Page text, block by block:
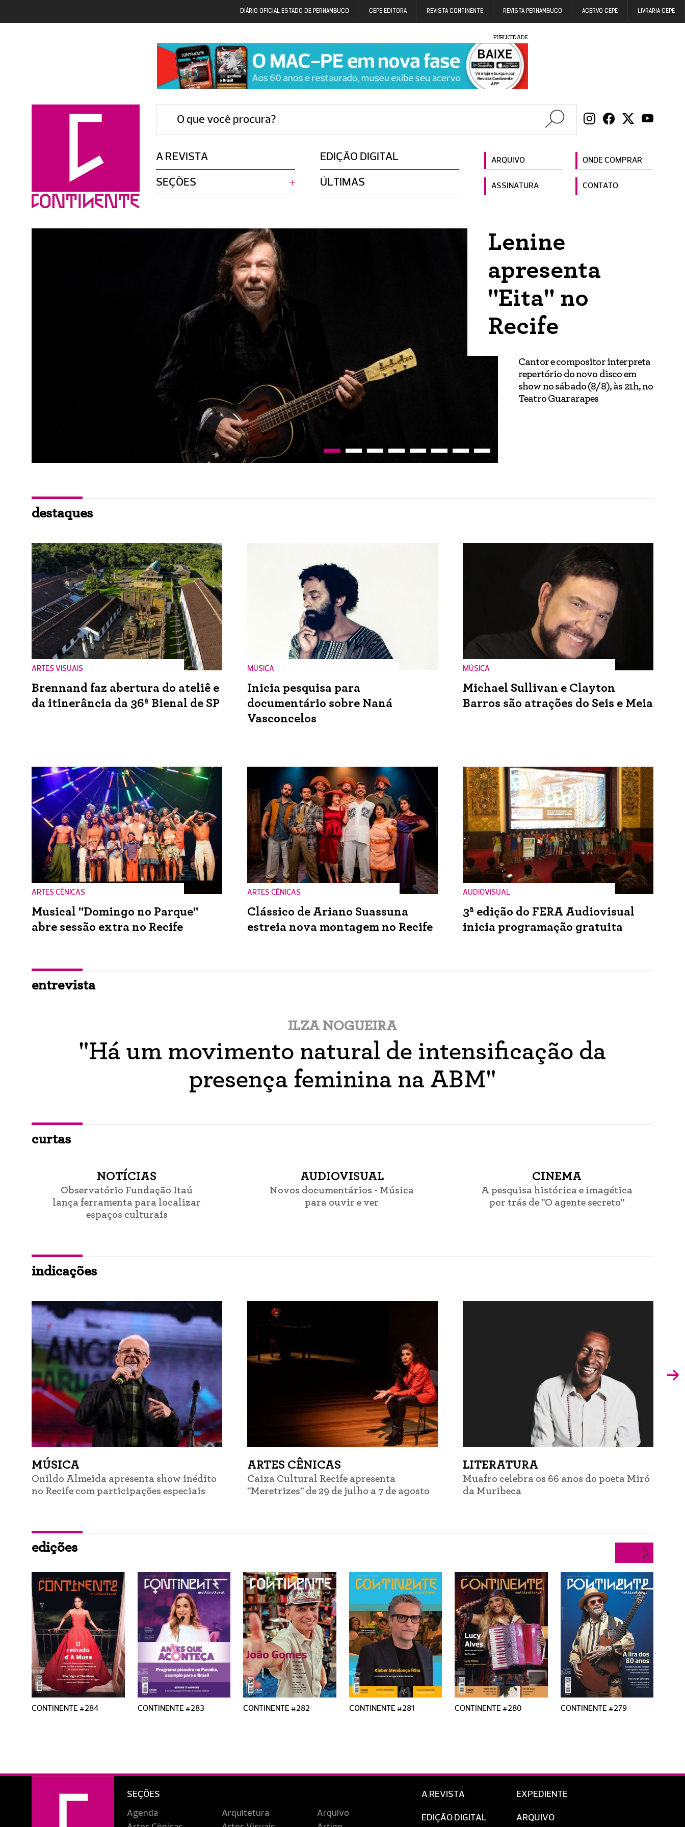
DIÁRIO OFICIAL ESTADO DE PERNAMBUCO CEPE EDITORA REVISTA CONTINENTE REVISTA PERNAMBUCO ACERVO CEPE LIVRARIA CEPE
PUBLICIDADE
O que você procura?
A REVISTA EDIÇÃO DIGITAL ARQUIVO ONDE COMPRAR
SEÇÕES ÚLTIMAS ASSINATURA CONTATO
Lenine
apresenta
"Eita" no
Recife
Cantor e compositor interpreta
repertório do novo disco em
show no sábado (8/8), às 21h, no
Teatro Guararapes
destaques
ARTES VISUAIS
Brennand faz abertura do ateliê e
da itinerância da 36ª Bienal de SP
MÚSICA
Inicia pesquisa para
documentário sobre Naná
Vasconcelos
MÚSICA
Michael Sullivan e Clayton
Barros são atrações do Seis e Meia
ARTES CÊNICAS
Musical "Domingo no Parque"
abre sessão extra no Recife
ARTES CÊNICAS
Clássico de Ariano Suassuna
estreia nova montagem no Recife
AUDIOVISUAL
3ª edição do FERA Audiovisual
inicia programação gratuita
entrevista
ILZA NOGUEIRA
"Há um movimento natural de intensificação da
presença feminina na ABM"
curtas
NOTÍCIAS
Observatório Fundação Itaú
lança ferramenta para localizar
espaços culturais
AUDIOVISUAL
Novos documentários - Música
para ouvir e ver
CINEMA
A pesquisa histórica e imagética
por trás de "O agente secreto"
indicações
MÚSICA
Onildo Almeida apresenta show inédito
no Recife com participações especiais
ARTES CÊNICAS
Caixa Cultural Recife apresenta
"Meretrizes" de 29 de julho a 7 de agosto
LITERATURA
Muafro celebra os 66 anos do poeta Miró
da Muribeca
edições
CONTINENTE #284 CONTINENTE #283 CONTINENTE #282 CONTINENTE #281 CONTINENTE #280 CONTINENTE #279
SEÇÕES
Agenda Arquitetura
Arquivo
A REVISTA
EDIÇÃO DIGITAL
EXPEDIENTE
ARQUIVO